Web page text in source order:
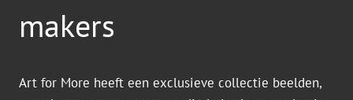
makers
Art for More heeft een exclusieve collectie beelden,